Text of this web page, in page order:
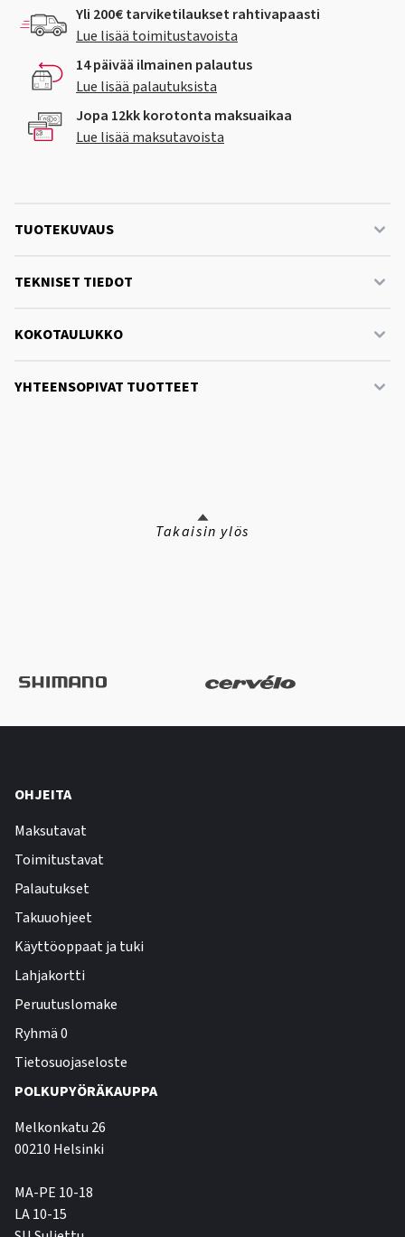
Yli 200€ tarviketilaukset rahtivapaasti
Lue lisää toimitustavoista
14 päivää ilmainen palautus
Lue lisää palautuksista
Jopa 12kk korotonta maksuaikaa
Lue lisää maksutavoista
TUOTEKUVAUS
TEKNISET TIEDOT
KOKOTAULUKKO
YHTEENSOPIVAT TUOTTEET
Takaisin ylös
OHJEITA
Maksutavat
Toimitustavat
Palautukset
Takuuohjeet
Käyttöoppaat ja tuki
Lahjakortti
Peruutuslomake
Ryhmä 0
Tietosuojaseloste
POLKUPYÖRÄKAUPPA
Melkonkatu 26
00210 Helsinki
MA-PE 10-18
LA 10-15